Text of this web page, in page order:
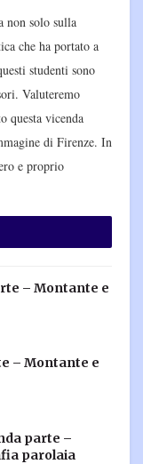
non solo sulla
che ha portato a
studenti sono
Valuteremo
questa vicenda
di Firenze. In
e proprio
– Montante e
– Montante e
parte –
parolaia